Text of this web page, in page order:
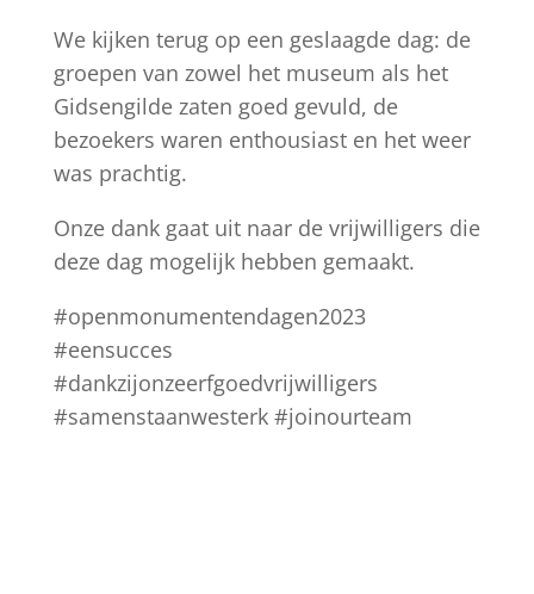
We kijken terug op een geslaagde dag: de
groepen van zowel het museum als het
Gidsengilde zaten goed gevuld, de
bezoekers waren enthousiast en het weer
was prachtig.
Onze dank gaat uit naar de vrijwilligers die
deze dag mogelijk hebben gemaakt.
#openmonumentendagen2023
#eensucces
#dankzijonzeerfgoedvrijwilligers
#samenstaanwesterk #joinourteam